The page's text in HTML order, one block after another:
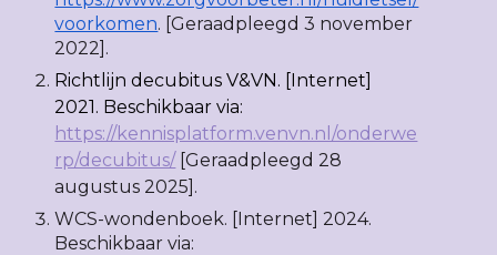
voorkomen. [Geraadpleegd 3 november
2022].
Richtlijn decubitus V&VN. [Internet]
2021. Beschikbaar via:
https://kennisplatform.venvn.nl/onderwe
rp/decubitus/[Geraadpleegd 28
augustus 2025].
WCS-wondenboek. [Internet] 2024.
Beschikbaar via: